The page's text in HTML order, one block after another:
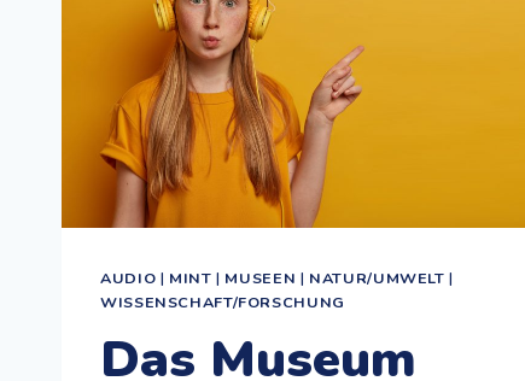
EHR-W
ISSEN H
ABEN
AUDIO | MINT | MUSEEN | NATUR/UMWELT |
WISSENSCHAFT/FORSCHUNG
Das Museum